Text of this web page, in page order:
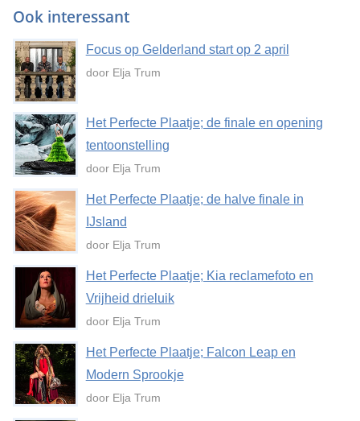
Ook interessant
Focus op Gelderland start op 2 april
door Elja Trum
Het Perfecte Plaatje; de finale en opening
tentoonstelling
door Elja Trum
Het Perfecte Plaatje; de halve finale in
IJsland
door Elja Trum
Het Perfecte Plaatje; Kia reclamefoto en
Vrijheid drieluik
door Elja Trum
Het Perfecte Plaatje; Falcon Leap en
Modern Sprookje
door Elja Trum